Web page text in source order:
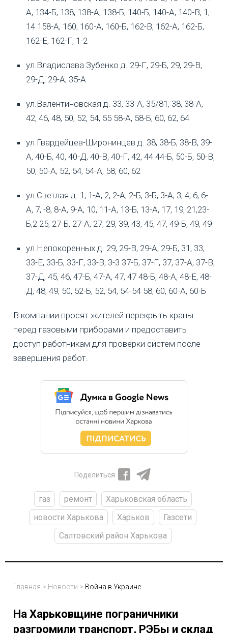
А, 134-Б, 138, 138-А, 138-Б, 140-Б, 140-А, 140-В, 1,
14 158-А, 160, 160-А, 160-Б, 162-В, 162-А, 162-Б,
162-Е, 162-Г, 1-2
ул.Владислава Зубенко д. 29-Г, 29-Б, 29, 29-В,
29-Д, 29-А, 35-А
ул.Валентиновская д. 33, 33-А, 35/81, 38, 38-А,
42, 46, 48, 50, 52, 54, 55 58-А, 58-Б, 60, 62, 64
ул.Гвардейцев-Широнинцев д. 38, 38-Б, 38-В, 39-
А, 40-Б, 40, 40-Д, 40-В, 40-Г, 42, 44 44-Б, 50-Б, 50-В,
50, 50-А, 52, 54, 54-А, 58, 60, 62
ул.Светлая д. 1, 1-А, 2, 2-А, 2-Б, 3-Б, 3-А, 3, 4, 6, 6-
А, 7, -8, 8-А, 9-А, 10, 11-А, 13-Б, 13-А, 17, 19, 21,23-
Б,2 25, 27-Б, 27-А, 27, 29, 39, 43, 45, 47, 49-Б, 49, 49-
ул.Непокоренных д. 29, 29-В, 29-А, 29-Б, 31, 33,
33-Е, 33-Б, 33-Г, 33-В, 3-3 37-Б, 37-Г, 37, 37-А, 37-В,
37-Д, 45, 46, 47-Б, 47-А, 47, 47 48-Б, 48-А, 48-Е, 48-
Д, 48, 49, 50, 52-Б, 52, 54, 54-54 58, 60, 60-А, 60-Б
В компании просят жителей перекрыть краны
перед газовыми приборами и предоставить
доступ работникам для проверки систем после
завершения работ.
Поделиться
газ ремонт
Харьковская область
новости Харькова
Харьков
Газсети
Салтовский район Харькова
Главная > Новости > Война в Украине
На Харьковщине пограничники
разгромили транспорт, РЭБы и склад